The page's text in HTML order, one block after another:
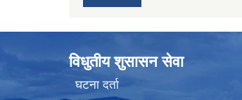
011401005
011403051
सिभिल बैंक, मेलम्ची
011401055
विधुतीय शुसासन सेवा
घटना दर्ता